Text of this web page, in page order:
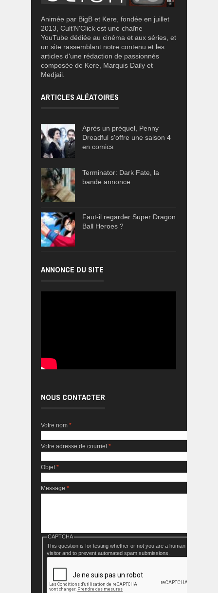
Animée par BigB et Kere, fondée en juillet
2013, Cult'N'Click est une chaîne
YouTube dédiée au cinéma et aux séries, et
un site rassemblant notre contenu et les
articles d'une rédaction de passionnés
composée de Kere, Marquis Daily et
Medjaii.
ARTICLES ALÉATOIRES
Après un préquel, Penny
Dreadful s'offre une saison 4
en comics
Terminator: Dark Fate, la
bande annonce
Faut-il regarder Super Dragon
Ball Heroes ?
ANNONCE DU SITE
NOUS CONTACTER
Votre nom *
Votre adresse de courriel *
Objet*
Message *
CAPTCHA
This question is for testing whether or not you are a human
visitor and to prevent automated spam submissions.